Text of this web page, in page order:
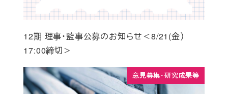
12期 理事・監事公募のお知らせ＜8/21(金）
17:00締切＞
意見募集・研究成果等